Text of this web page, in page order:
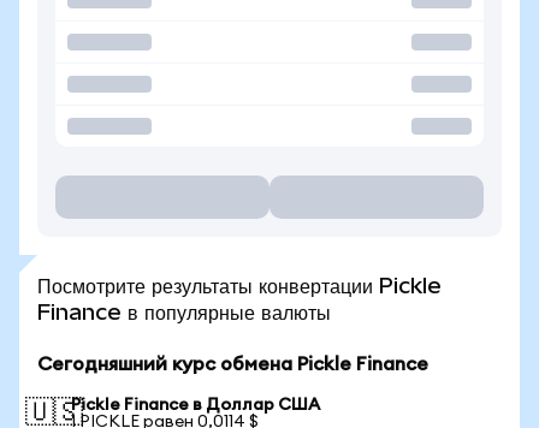
Посмотрите результаты конвертации Pickle
Finance в популярные валюты
Сегодняшний курс обмена Pickle Finance
🇺🇸Pickle Finance в Доллар США
1 PICKLE равен 0,0114 $